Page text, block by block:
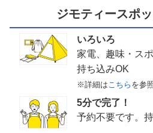
ジモティースポ
いろいろ
家電、趣味・ス
持ち込みOK
※詳細はこちら を参
5分で完了！
予約不要です。